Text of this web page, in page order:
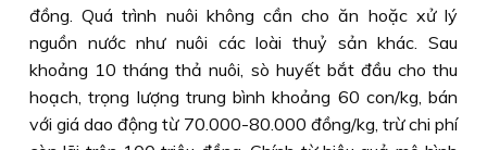
đồng. Quá trình nuôi không cần cho ăn hoặc xử lý
nguồn nước như nuôi các loài thuỷ sản khác. Sau
khoảng 10 tháng thả nuôi, sò huyết bắt đầu cho thu
hoạch, trọng lượng trung bình khoảng 60 con/kg, bán
với giá dao động từ 70.000-80.000 đồng/kg, trừ chi phí